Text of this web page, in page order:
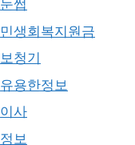
눈썹
민생회복지원금
보청기
유용한정보
이사
정보